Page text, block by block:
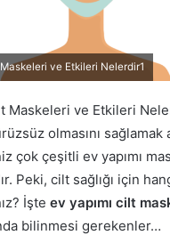
Maskeleri ve Etkileri Nelerdir1
Maskeleri ve Etkileri
olmasını sağlamak
çok çeşitli ev yapımı
Peki, cilt sağlığı için
İşte ev yapımı cilt
bilinmesi gerekenler…